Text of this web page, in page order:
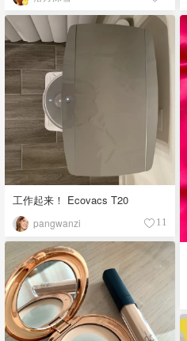
工作起来！ Ecovacs T20
pangwanzi 11